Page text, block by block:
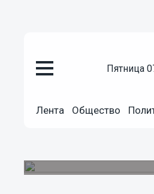
пятница
Лента Общество
Продлили